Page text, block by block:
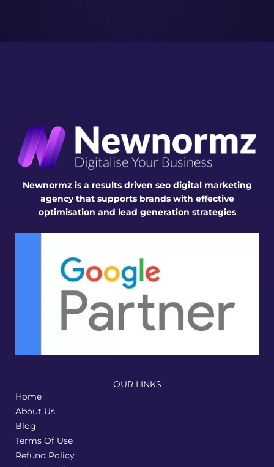
Newnormz is a results driven seo digital marketing
agency that supports brands with effective
optimisation and lead generation strategies
OUR LINKS
Home
About Us
Blog
Terms Of Use
Refund Policy